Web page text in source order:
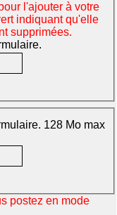
l'ajouter à votre
indiquant qu'elle
supprimées.
128 Mo max
postez en mode